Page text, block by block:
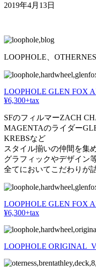
2019年4月13日
LOOPHOLE、
LOOPHOLE GLEN FOX
¥6,300+tax
SFのフィルマーZACH
MAGENTAのライダー
KREBSなど
スタイル揃いの仲間を集
グラフィックやデザイン
全てにおいてこだわりが
LOOPHOLE GLEN FOX
¥6,300+tax
LOOPHOLE ORIGINAL V